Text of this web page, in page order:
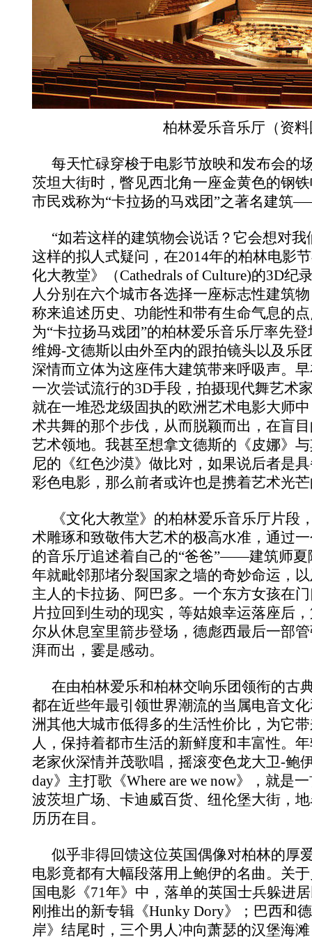
柏林爱乐音乐厅（资
每天忙碌穿梭于电影节放映和发布会的
茨坦大街时，瞥见西北角一座金黄色的钢
市民戏称为“卡拉扬的马戏团”之著名建筑
“如若这样的建筑物会说话？它会想对
这样的拟人式疑问，在2014年的柏林电影
化大教堂》（Cathedrals of Culture)的3D纪
人分别在六个城市各选择一座标志性建筑
称来追述历史、功能性和带有生命气息的
为“卡拉扬马戏团”的柏林爱乐音乐厅率先
维姆-文德斯以由外至内的跟拍镜头以及乐
深情而立体为这座伟大建筑带来呼吸声。
一次尝试流行的3D手段，拍摄现代舞艺术
就在一堆恐龙级固执的欧洲艺术电影大师
术共舞的那个步伐，从而脱颖而出，在盲
艺术领地。我甚至想拿文德斯的《皮娜》
尼的《红色沙漠》做比对，如果说后者是
彩色电影，那么前者或许也是携着艺术光
《文化大教堂》的柏林爱乐音乐厅片段
术雕琢和致敬伟大艺术的极高水准，通过
的音乐厅追述着自己的“爸爸”——建筑师夏
年就毗邻那堵分裂国家之墙的奇妙命运，
主人的卡拉扬、阿巴多。一个东方女孩在
片拉回到生动的现实，等姑娘幸运落座后
尔从休息室里箭步登场，德彪西最后一部
湃而出，霎是感动。
在由柏林爱乐和柏林交响乐团领衔的古
都在近些年最引领世界潮流的当属电音文
洲其他大城市低得多的生活性价比，为它
人，保持着都市生活的新鲜度和丰富性。
老家伙深情并茂歌唱，摇滚变色龙大卫-鲍
day》主打歌《Where are we now》，就是
波茨坦广场、卡迪威百货、纽伦堡大街，
历历在目。
似乎非得回馈这位英国偶像对柏林的厚
电影竟都有大幅段落用上鲍伊的名曲。关
国电影《71年》中，落单的英国士兵躲进
刚推出的新专辑《Hunky Dory》；巴西和
岸》结尾时，三个男人冲向萧瑟的汉堡海